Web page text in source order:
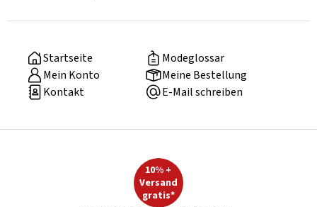
Startseite
Modeglossar
Mein Konto
Meine Bestellung
Kontakt
E-Mail schreiben
10% +
Versand
gratis*